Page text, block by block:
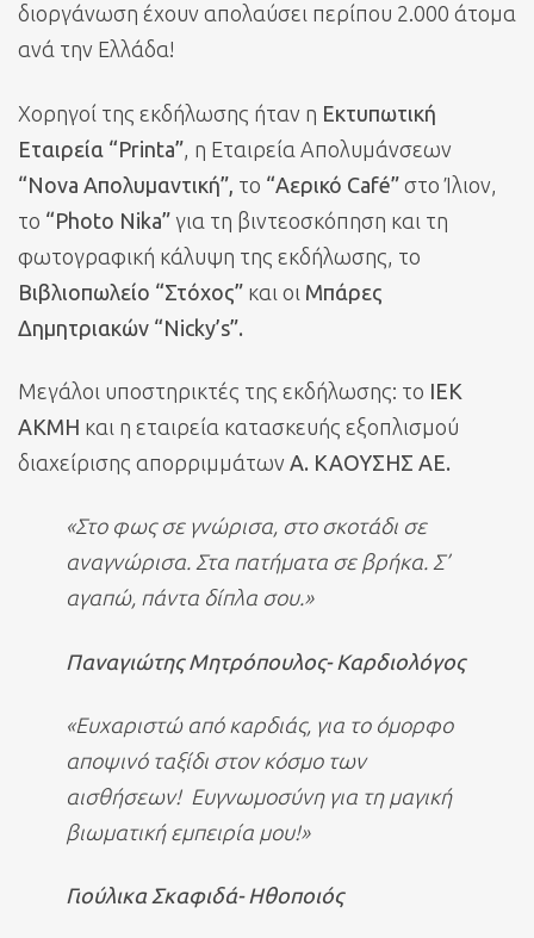
διοργάνωση έχουν απολαύσει περίπου 2.000 άτομα
ανά την Ελλάδα!
Χορηγοί της εκδήλωσης ήταν η Εκτυπωτική
Εταιρεία “Printa” , η Εταιρεία Απολυμάνσεων
“Nova Απολυμαντική”, το “Αερικό Café” στο Ίλιον,
το “Photo Nika” για τη βιντεοσκόπηση και τη
φωτογραφική κάλυψη της εκδήλωσης, το
Βιβλιοπωλείο “Στόχος” και οι Μπάρες
Δημητριακών “Nicky’s”.
Μεγάλοι υποστηρικτές της εκδήλωσης: το ΙΕΚ
ΑΚΜΗ και η εταιρεία κατασκευής εξοπλισμού
διαχείρισης απορριμμάτων Α. ΚΑΟΥΣΗΣ ΑΕ.
«Στο φως σε γνώρισα, στο σκοτάδι σε
αναγνώρισα. Στα πατήματα σε βρήκα. Σ’
αγαπώ, πάντα δίπλα σου.»
Παναγιώτης Μητρόπουλος- Καρδιολόγος
«Ευχαριστώ από καρδιάς, για το όμορφο
αποψινό ταξίδι στον κόσμο των
αισθήσεων! Ευγνωμοσύνη για τη μαγική
βιωματική εμπειρία μου!»
Γιούλικα Σκαφιδά- Ηθοποιός